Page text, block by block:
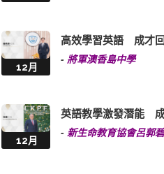
12月
高效學習英語 成才
- 將軍澳香島中學
12月
英語教學激發潛能
- 新生命教育協會呂郭